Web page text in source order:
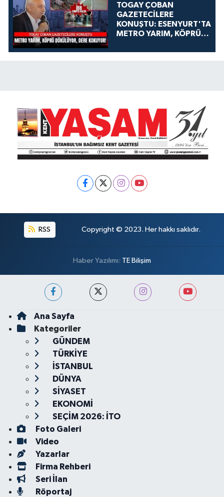
TOGAY ÇOBAN
GAZETECİLERE
KONUŞTU: ESENYURT'TA
METRO YARIM, KÖPRÜ
KOKUYOR!
RSS Copyright © 2023. Her hakkı saklıdır.
Haber Yazılımı: TE Bilişim
Ana Sayfa
Kategoriler
GÜNDEM
TÜRKİYE
İSTANBUL
DÜNYA
SİYASET
EKONOMİ
SEÇİM 2026: İTO
Foto Galeri
Video
Yazarlar
Firma Rehberi
Seri İlan
Röportaj